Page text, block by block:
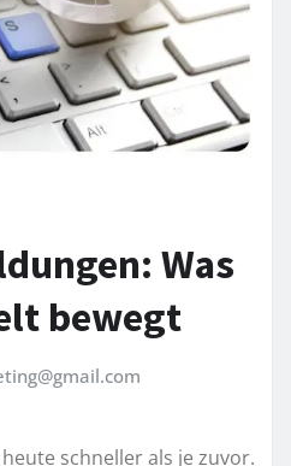
Was
bewegt
schneller als je zuvor.